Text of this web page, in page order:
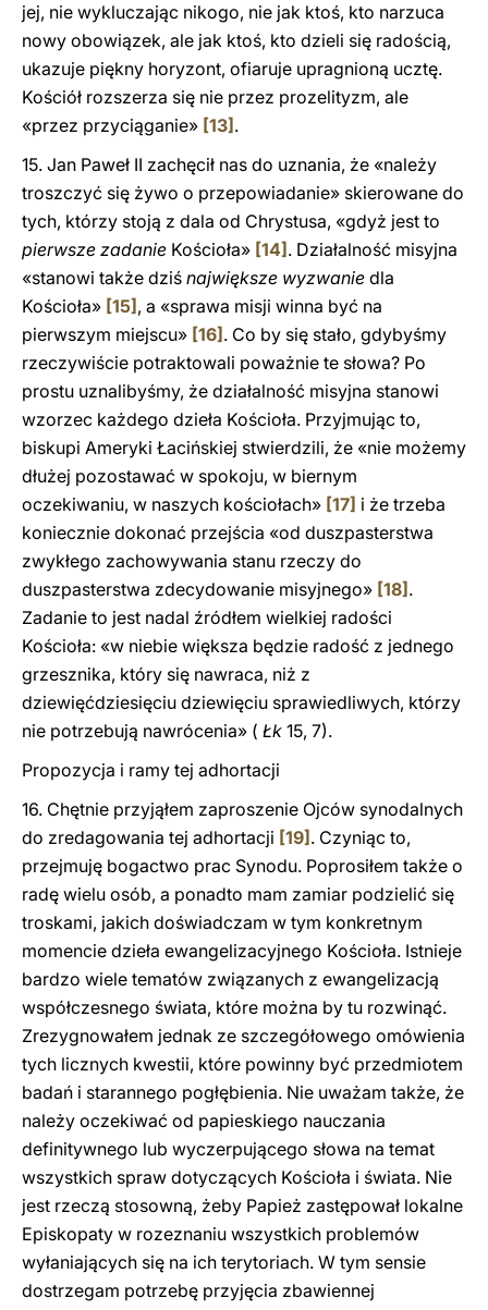
jej, nie wykluczając nikogo, nie jak ktoś, kto narzuca
nowy obowiązek, ale jak ktoś, kto dzieli się radością,
ukazuje piękny horyzont, ofiaruje upragnioną ucztę.
Kościół rozszerza się nie przez prozelityzm, ale
«przez przyciąganie» [13] .
15. Jan Paweł II zachęcił nas do uznania, że «należy
troszczyć się żywo o przepowiadanie» skierowane do
tych, którzy stoją z dala od Chrystusa, «gdyż jest to
pierwsze zadanie Kościoła» [14] . Działalność misyjna
«stanowi także dziś największe wyzwanie dla
Kościoła» [15] , a «sprawa misji winna być na
pierwszym miejscu» [16] . Co by się stało, gdybyśmy
rzeczywiście potraktowali poważnie te słowa? Po
prostu uznalibyśmy, że działalność misyjna stanowi
wzorzec każdego dzieła Kościoła. Przyjmując to,
biskupi Ameryki Łacińskiej stwierdzili, że «nie możemy
dłużej pozostawać w spokoju, w biernym
oczekiwaniu, w naszych kościołach» [17] i że trzeba
koniecznie dokonać przejścia «od duszpasterstwa
zwykłego zachowywania stanu rzeczy do
duszpasterstwa zdecydowanie misyjnego» [18] .
Zadanie to jest nadal źródłem wielkiej radości
Kościoła: «w niebie większa będzie radość z jednego
grzesznika, który się nawraca, niż z
dziewięćdziesięciu dziewięciu sprawiedliwych, którzy
nie potrzebują nawrócenia» ( Łk 15, 7).
Propozycja i ramy tej adhortacji
16. Chętnie przyjąłem zaproszenie Ojców synodalnych
do zredagowania tej adhortacji [19] . Czyniąc to,
przejmuję bogactwo prac Synodu. Poprosiłem także o
radę wielu osób, a ponadto mam zamiar podzielić się
troskami, jakich doświadczam w tym konkretnym
momencie dzieła ewangelizacyjnego Kościoła. Istnieje
bardzo wiele tematów związanych z ewangelizacją
współczesnego świata, które można by tu rozwinąć.
Zrezygnowałem jednak ze szczegółowego omówienia
tych licznych kwestii, które powinny być przedmiotem
badań i starannego pogłębienia. Nie uważam także, że
należy oczekiwać od papieskiego nauczania
definitywnego lub wyczerpującego słowa na temat
wszystkich spraw dotyczących Kościoła i świata. Nie
jest rzeczą stosowną, żeby Papież zastępował lokalne
Episkopaty w rozeznaniu wszystkich problemów
wyłaniających się na ich terytoriach. W tym sensie
dostrzegam potrzebę przyjęcia zbawiennej